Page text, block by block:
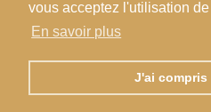
vous acceptez l'utilisation
En savoir plus
J'ai compris